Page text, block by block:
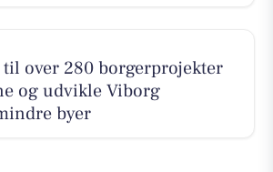
over 280 borgerprojekter
og udvikle Viborg
byer